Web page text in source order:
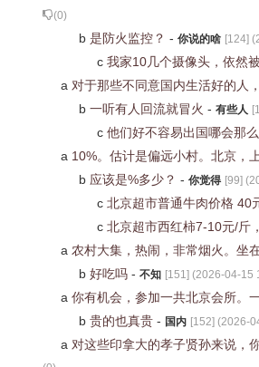
(0)
b 是防火监控？ - 你说的啥 [124] (
c 我家10几个摄像头，依然
a 对于那些不同意国内生活好的人
b 一听有人回流就冒火 - 有些人 [
c 他们好不容易出国哪会那
a 10%。估计是偏远小村。北京，
b 应该是%多少？ - 你觉得 [99] (
c 北京超市普通牛肉价格 40
c 北京超市西红柿7-10元/斤
a 农村大集，热闹，非常烟火。坐
b 好吃吗 - 不知 [151] (2026-04-15
a 你有机会，参加一共北京会所。
b 贵的也真贵 - 国内 [152] (2026-
a 对这些印拿大的孝子贤孙来说，